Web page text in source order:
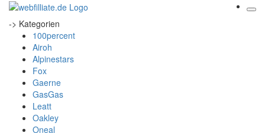
-> Kategorien
100percent
Airoh
Alpinestars
Fox
Gaerne
GasGas
Leatt
Oakley
Oneal